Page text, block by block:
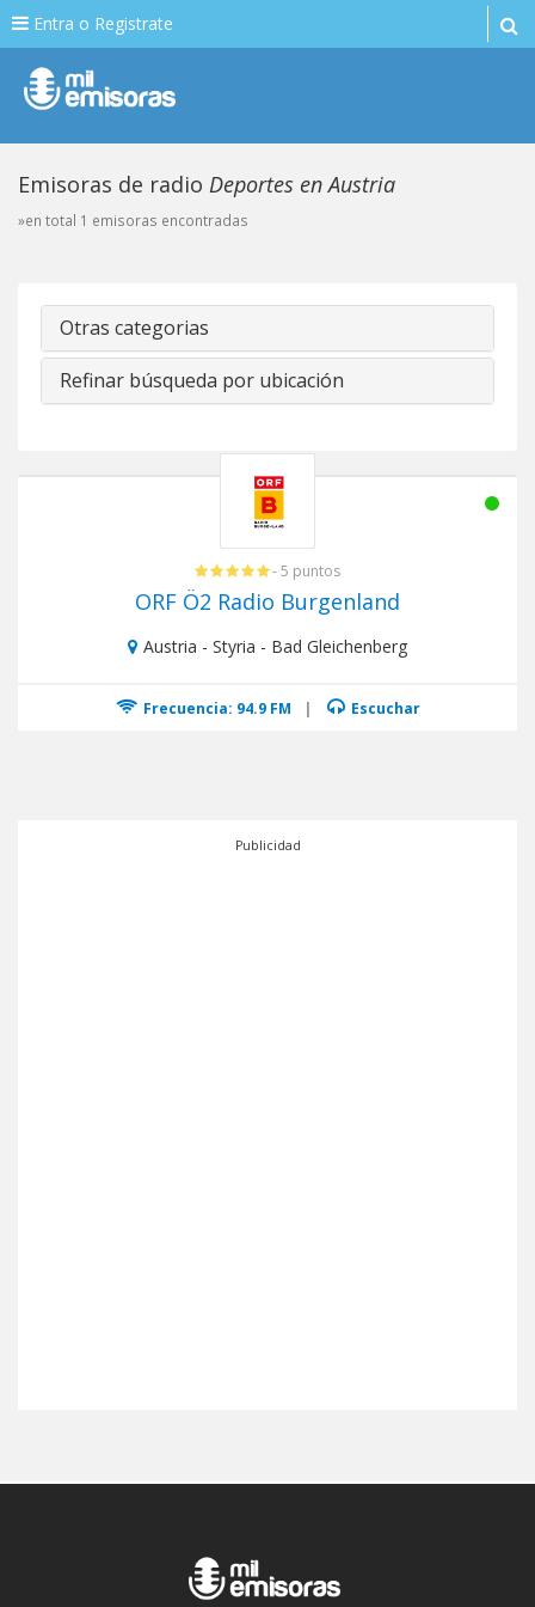
Entra o Registrate
Emisoras de radio Deportes en Austria
»en total 1 emisoras encontradas
Otras categorias
Refinar búsqueda por ubicación
- 5 puntos
ORF Ö2 Radio Burgenland
Austria - Styria - Bad Gleichenberg
Frecuencia: 94.9 FM | Escuchar
Publicidad